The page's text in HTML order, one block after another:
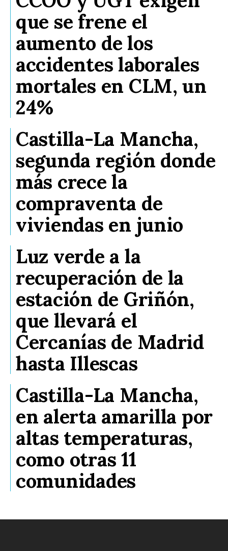
que se frene el
aumento de los
accidentes laborales
mortales en CLM, un
24%
Castilla-La Mancha,
segunda región donde
más crece la
compraventa de
viviendas en junio
Luz verde a la
recuperación de la
estación de Griñón,
que llevará el
Cercanías de Madrid
hasta Illescas
Castilla-La Mancha,
en alerta amarilla por
altas temperaturas,
como otras 11
comunidades